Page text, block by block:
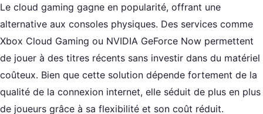
Le cloud gaming gagne en popularité, offrant une
alternative aux consoles physiques. Des services comme
Xbox Cloud Gaming ou NVIDIA GeForce Now permettent
de jouer à des titres récents sans investir dans du matériel
coûteux. Bien que cette solution dépende fortement de la
qualité de la connexion internet, elle séduit de plus en plus
de joueurs grâce à sa flexibilité et son coût réduit.